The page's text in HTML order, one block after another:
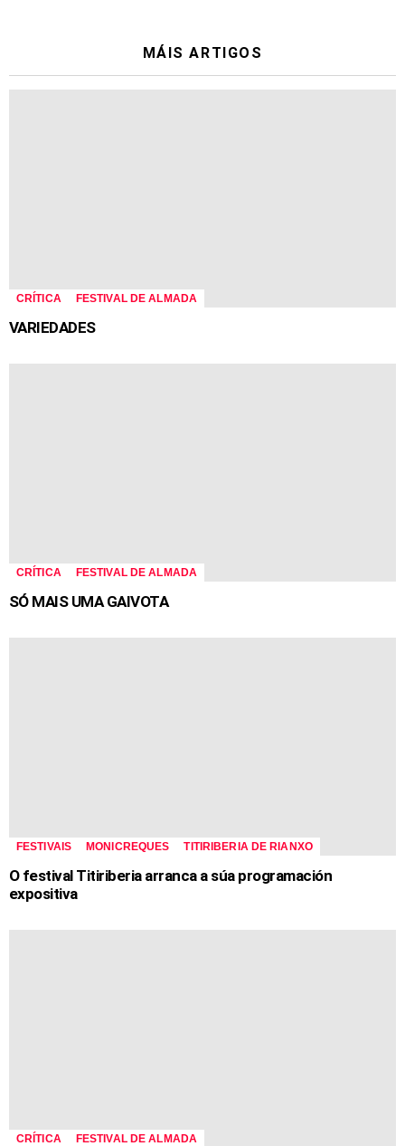
MÁIS ARTIGOS
CRÍTICA FESTIVAL DE ALMADA
VARIEDADES
CRÍTICA FESTIVAL DE ALMADA
SÓ MAIS UMA GAIVOTA
FESTIVAIS MONICREQUES TITIRIBERIA DE RIANXO
O festival Titiriberia arranca a súa programación
expositiva
CRÍTICA FESTIVAL DE ALMADA